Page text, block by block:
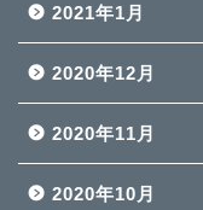
2021年1月
2020年12月
2020年11月
2020年10月